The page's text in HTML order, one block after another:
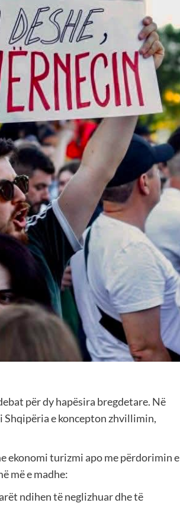
për dy hapësira bregdetare. Në
Shqipëria e koncepton zhvillimin,
ekonomi turizmi apo me përdorimin e
më e madhe:
ndihen të neglizhuar dhe të